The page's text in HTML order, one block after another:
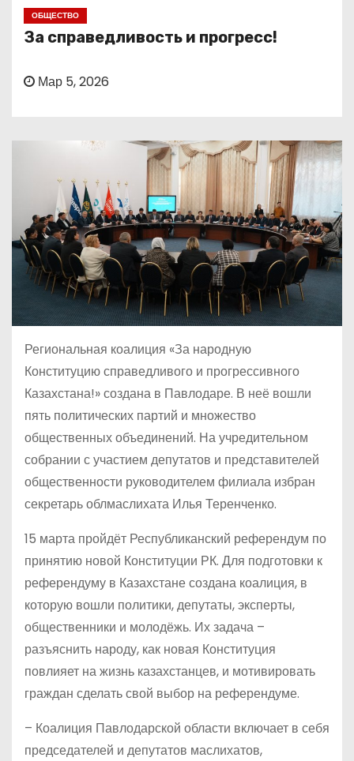
ОБЩЕСТВО
За справедливость и прогресс!
Мар 5, 2026
Региональная коалиция «За народную
Конституцию справедливого и прогрессивного
Казахстана!» создана в Павлодаре. В неё вошли
пять политических партий и множество
общественных объединений. На учредительном
собрании с участием депутатов и представителей
общественности руководителем филиала избран
секретарь облмаслихата Илья Теренченко.
15 марта пройдёт Республиканский референдум по
принятию новой Конституции РК. Для подготовки к
референдуму в Казахстане создана коалиция, в
которую вошли политики, депутаты, эксперты,
общественники и молодёжь. Их задача –
разъяснить народу, как новая Конституция
повлияет на жизнь казахстанцев, и мотивировать
граждан сделать свой выбор на референдуме.
– Коалиция Павлодарской области включает в себя
председателей и депутатов маслихатов,